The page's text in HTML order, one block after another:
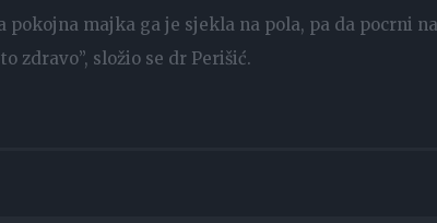
majka ga je sjekla na pola, pa da pocrni na
zdravo”, složio se dr Perišić.